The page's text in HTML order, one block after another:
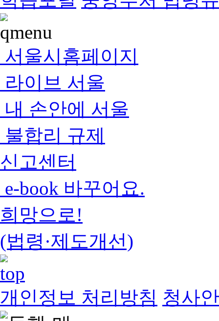
서울시홈페이지
라이브 서울
내 손안에 서울
불합리 규제
신고센터
e-book 바꾸어요.
희망으로!
(법령·제도개선)
개인정보 처리방침 청사